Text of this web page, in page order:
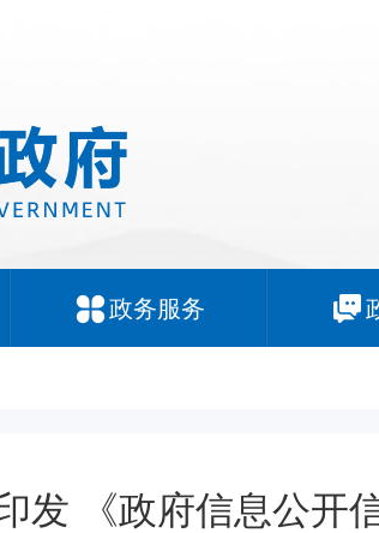
政务服务
发 《政府信息公开